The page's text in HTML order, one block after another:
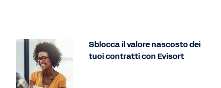
Sblocca il valore nascosto dei
tuoi contratti con Evisort